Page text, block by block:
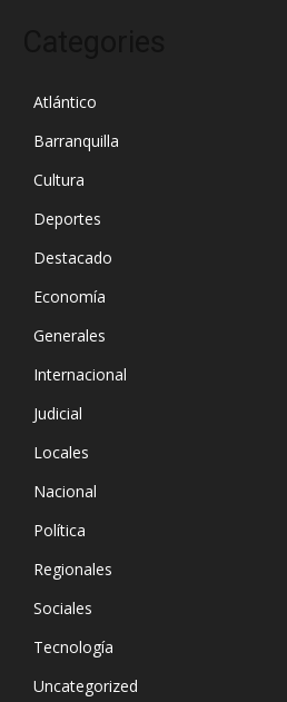
Atlántico
Barranquilla
Cultura
Deportes
Destacado
Economía
Generales
Internacional
Judicial
Locales
Nacional
Política
Regionales
Sociales
Tecnología
Uncategorized